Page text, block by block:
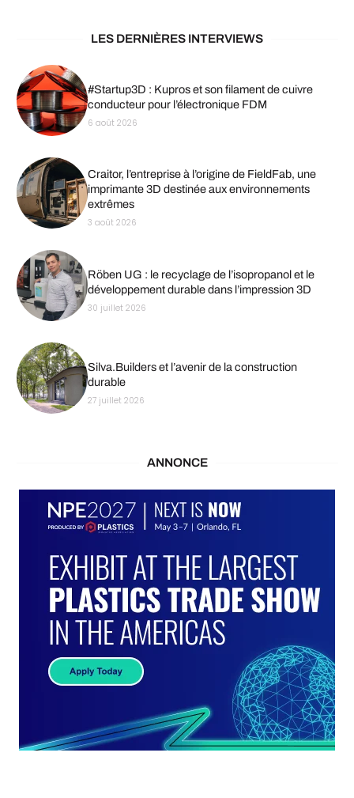
LES DERNIÈRES INTERVIEWS
#Startup3D : Kupros et son filament de cuivre
conducteur pour l’électronique FDM
6 août 2026
Craitor, l’entreprise à l’origine de FieldFab, une
imprimante 3D destinée aux environnements
extrêmes
3 août 2026
Röben UG : le recyclage de l’isopropanol et le
développement durable dans l’impression 3D
30 juillet 2026
Silva.Builders et l’avenir de la construction
durable
27 juillet 2026
ANNONCE